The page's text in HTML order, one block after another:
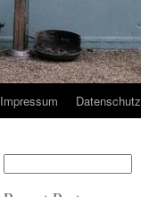
Impressum Datenschutz